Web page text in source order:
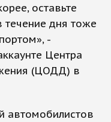
оставьте
течение дня тоже
-
Центра
(ЦОДД) в
автомобилистов